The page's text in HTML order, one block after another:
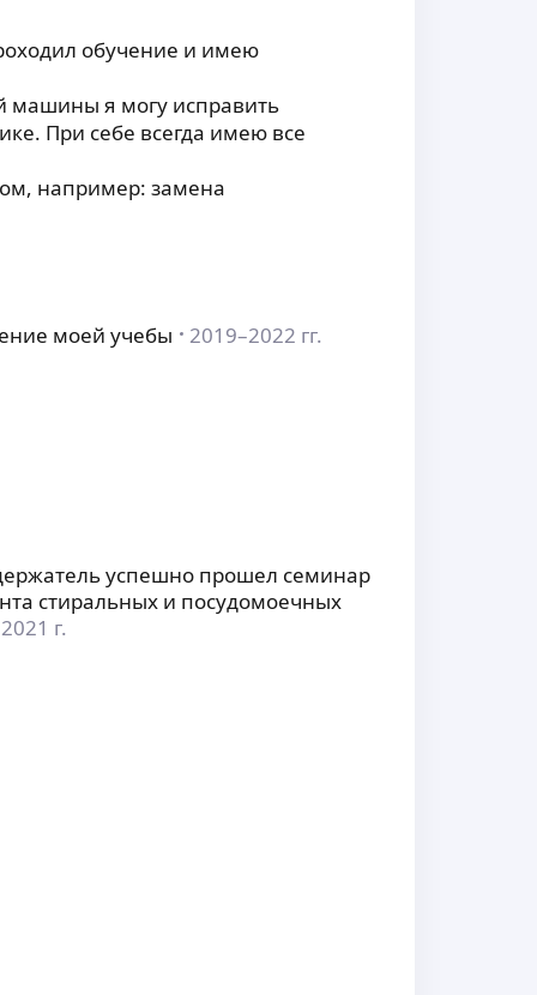
обучение и имею
машины я могу исправить
При себе всегда имею все
например: замена
моей учебы 2019–2022 гг.
успешно прошел семинар
стиральных и посудомоечных
2021 г.